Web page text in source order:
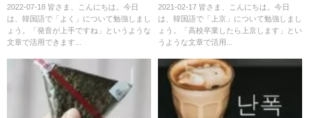
よう！
2022-07-18 皆さま、こんにちは。今日
は、韓国語で「よく」について勉強しまし
ょう。「発音が上手ですね」というような
文章で活用できます...
2021-02-17 皆さま、こんにちは。今日
は、韓国語で「上京」について勉強しまし
ょう。「高校卒業したら上京します」とい
うような文章で活用...